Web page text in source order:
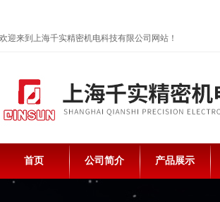
欢迎来到上海千实精密机电科技有限公司网站！
首页 公司简介 产品展示